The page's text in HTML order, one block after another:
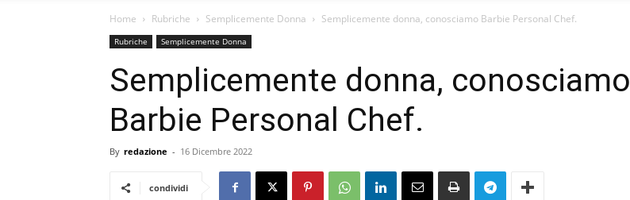
Home Rubriche Semplicemente Donna Semplicemente donna, conosciamo Barbie Personal Chef.
Rubriche Semplicemente Donna
Semplicemente donna, conosciamo
Barbie Personal Chef.
By redazione - 16 Dicembre 2022
condividi